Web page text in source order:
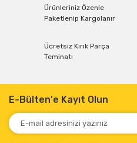
Ürünleriniz Özenle
Paketlenip Kargolanır
Ücretsiz Kırık Parça
Teminatı
E-Bülten'e Kayıt Olun